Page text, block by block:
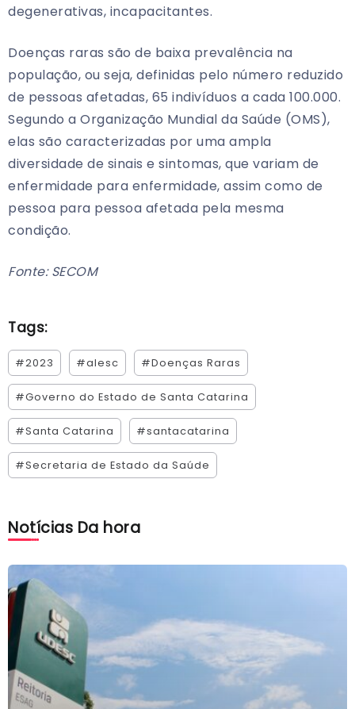
degenerativas, incapacitantes.
Doenças raras são de baixa prevalência na
população, ou seja, definidas pelo número reduzido
de pessoas afetadas, 65 indivíduos a cada 100.000.
Segundo a Organização Mundial da Saúde (OMS),
elas são caracterizadas por uma ampla
diversidade de sinais e sintomas, que variam de
enfermidade para enfermidade, assim como de
pessoa para pessoa afetada pela mesma
condição.
Fonte: SECOM
Tags:
#2023 #alesc #Doenças Raras
#Governo do Estado de Santa Catarina
#Santa Catarina #santacatarina
#Secretaria de Estado da Saúde
Notícias Da hora